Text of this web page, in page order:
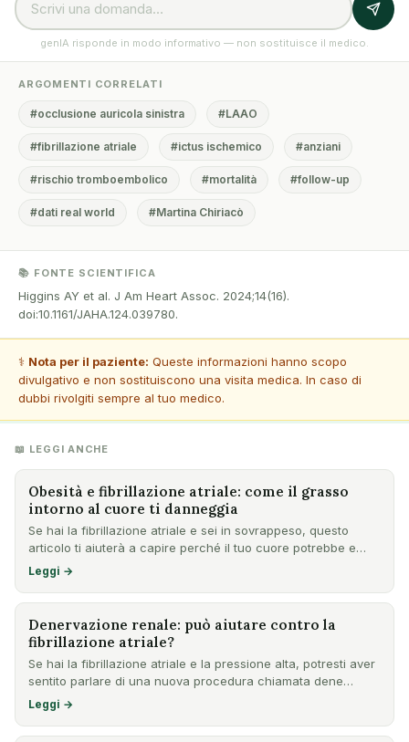
genIA risponde in modo informativo — non sostituisce il medico.
ARGOMENTI CORRELATI
#occlusione auricola sinistra #LAAO
#fibrillazione atriale #ictus ischemico #anziani
#rischio tromboembolico #mortalità #follow-up
#dati real world #Martina Chiriacò
📚 FONTE SCIENTIFICA
Higgins AY et al. J Am Heart Assoc. 2024;14(16).
doi:10.1161/JAHA.124.039780.
⚕️ Nota per il paziente: Queste informazioni hanno scopo
divulgativo e non sostituiscono una visita medica. In caso di
dubbi rivolgiti sempre al tuo medico.
📖 LEGGI ANCHE
Obesità e fibrillazione atriale: come il grasso
intorno al cuore ti danneggia
Se hai la fibrillazione atriale e sei in sovrappeso, questo
articolo ti aiuterà a capire perché il tuo cuore potrebbe e…
Leggi →
Denervazione renale: può aiutare contro la
fibrillazione atriale?
Se hai la fibrillazione atriale e la pressione alta, potresti aver
sentito parlare di una nuova procedura chiamata dene…
Leggi →